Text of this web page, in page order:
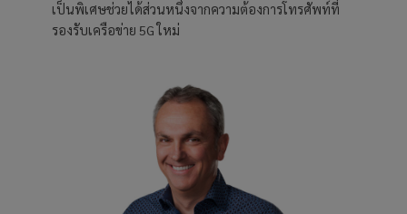
เป็นพิเศษช่วยได้ส่วนหนึ่งจากความต้องการโทรศัพท์ที่
รองรับเครือข่าย 5G ใหม่